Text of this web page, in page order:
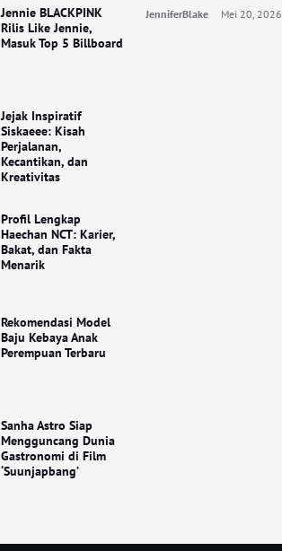
Jennie BLACKPINK
Rilis Like Jennie,
Masuk Top 5 Billboard
Jejak Inspiratif
Siskaeee: Kisah
Perjalanan,
Kecantikan, dan
Kreativitas
Profil Lengkap
Haechan NCT: Karier,
Bakat, dan Fakta
Menarik
Rekomendasi Model
Baju Kebaya Anak
Perempuan Terbaru
Sanha Astro Siap
Mengguncang Dunia
Gastronomi di Film
‘Suunjapbang’
JenniferBlake Mei 20, 2026